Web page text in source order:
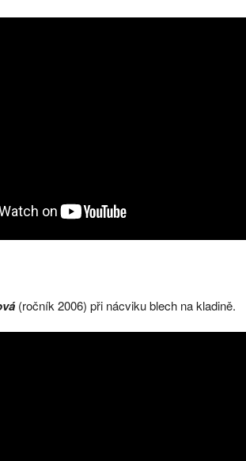
(ročník 2006) při nácviku blech na kladině.